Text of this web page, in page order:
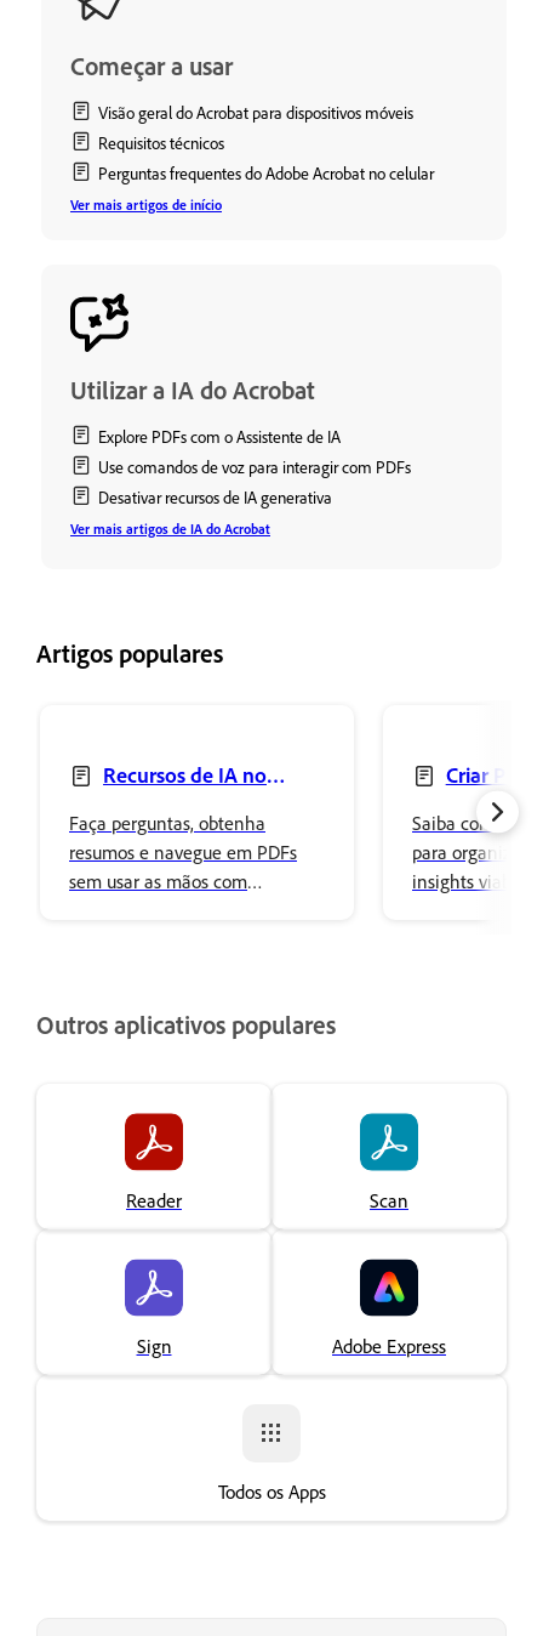
Começar a usar
Visão geral do Acrobat para dispositivos móveis
Requisitos técnicos
Perguntas frequentes do Adobe Acrobat no celular
Ver mais artigos de início
Utilizar a IA do Acrobat
Explore PDFs com o Assistente de IA
Use comandos de voz para interagir com PDFs
Desativar recursos de IA generativa
Ver mais artigos de IA do Acrobat
Artigos populares
Recursos de IA no
móveis
Faça perguntas, obtenha
resumos e navegue em PDFs
sem usar as mãos com
Criar PDF
dispositivos
Saiba como
para organizar
insights
Outros aplicativos populares
Reader Scan
Sign Adobe Express
Todos os Apps